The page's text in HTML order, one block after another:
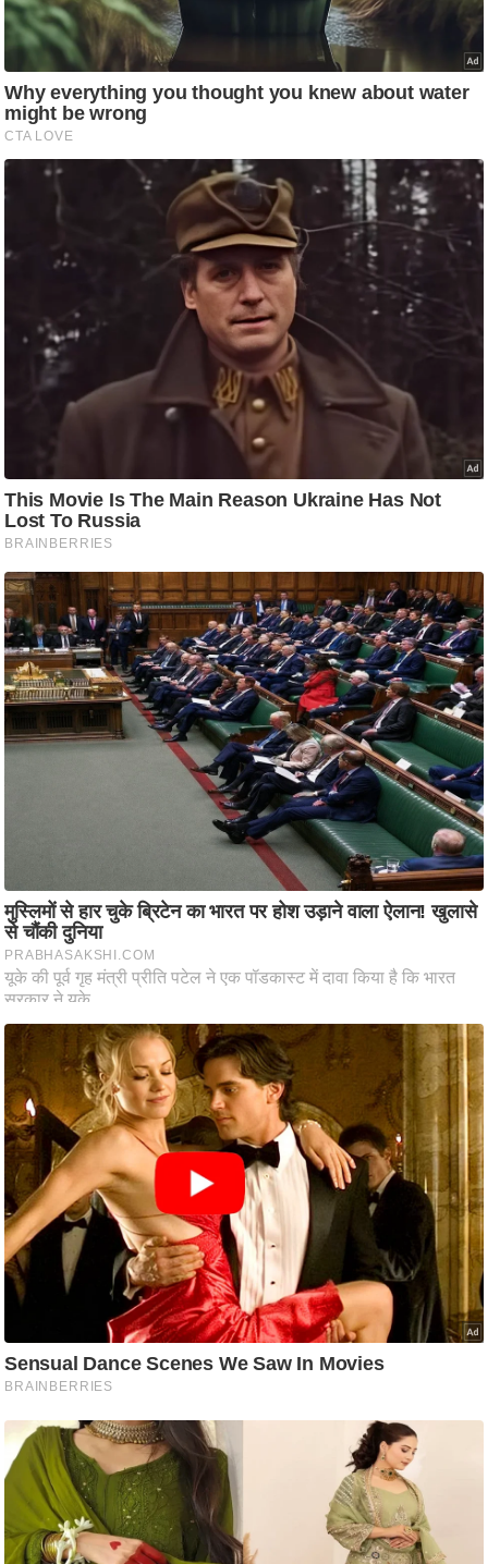
ति
वि
श्ले
ष
ण
मा
भ
ए
.
आ
र
.
आ
ई
.
स
मी
क्षा
ध
र्म
ज्यो
ति
ष
प्र
भु
म
हि
मा
/
र्म
स्थ
व्र
त
त्यो
हा
र